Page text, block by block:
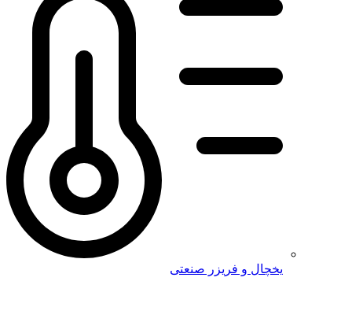
یخچال و فریزر صنعتی